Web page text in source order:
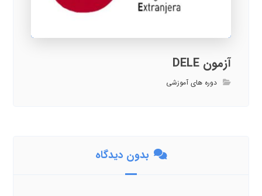
آزمون DELE
دوره های آموزشی
بدون دیدگاه